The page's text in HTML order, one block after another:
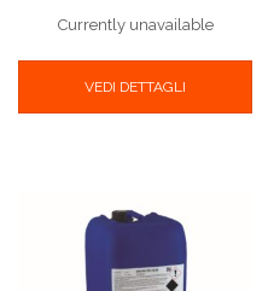
Currently unavailable
VEDI DETTAGLI